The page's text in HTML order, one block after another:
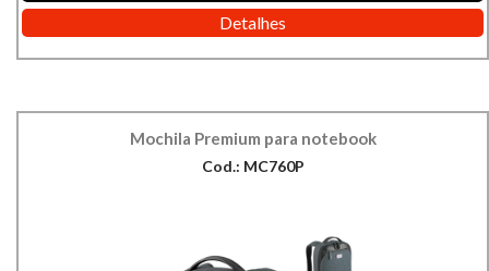
Detalhes
Mochila Premium para notebook
Cod.: MC760P